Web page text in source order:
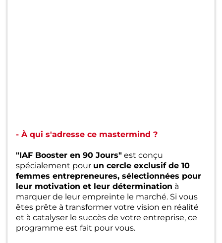
- À qui s'adresse ce mastermind ?
"IAF Booster en 90 Jours" est conçu
spécialement pour un cercle exclusif de 10
femmes entrepreneures, sélectionnées pour
leur motivation et leur détermination à
marquer de leur empreinte le marché. Si vous
êtes prête à transformer votre vision en réalité
et à catalyser le succès de votre entreprise, ce
programme est fait pour vous.